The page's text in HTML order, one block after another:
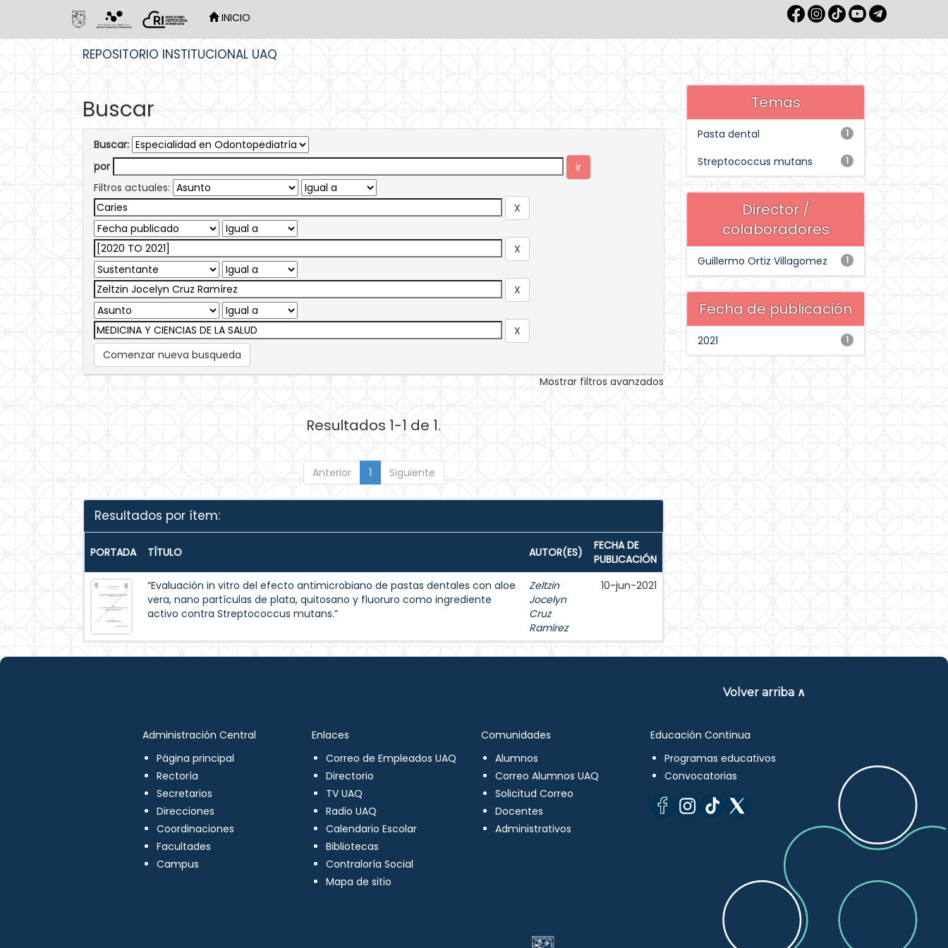
INICIO
REPOSITORIO INSTITUCIONAL UAQ
Buscar
Buscar:
por
Filtros actuales:
Comenzar nueva busqueda
Mostrar filtros avanzados
Resultados 1-1 de 1.
Anterior 1 Siguiente
Resultados por ítem:
PORTADA TÍTULO AUTOR(ES)
FECHA DE
PUBLICACIÓN
“Evaluación in vitro del efecto antimicrobiano de pastas dentales con aloe
vera, nano partículas de plata, quitosano y fluoruro como ingrediente
activo contra Streptococcus mutans.”
Zeltzin
Jocelyn
Cruz
Ramírez
10-jun-2021
Temas
1
Pasta dental
1
Streptococcus mutans
Director /
colaboradores
1
Guillermo Ortiz Villagomez
Fecha de publicación
1
2021
Volver arriba ∧
Administración Central
Página principal
Rectoría
Secretarios
Direcciones
Coordinaciones
Facultades
Campus
Enlaces
Correo de Empleados UAQ
Directorio
TV UAQ
Radio UAQ
Calendario Escolar
Bibliotecas
Contraloría Social
Mapa de sitio
Comunidades
Alumnos
Correo Alumnos UAQ
Solicitud Correo
Docentes
Administrativos
Educación Continua
Programas educativos
Convocatorias